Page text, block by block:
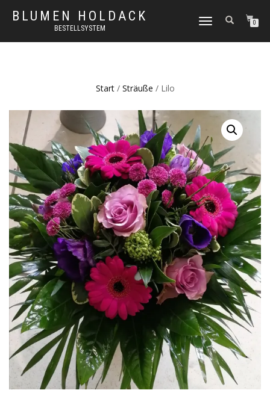
BLUMEN HOLDACK
BESTELLSYSTEM
NAVIGATION
0
Start/ Sträuße / Lilo